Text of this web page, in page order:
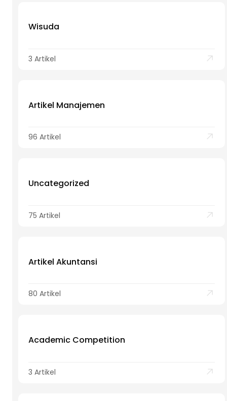
Wisuda
3 Artikel
Artikel Manajemen
96 Artikel
Uncategorized
75 Artikel
Artikel Akuntansi
80 Artikel
Academic Competition
3 Artikel